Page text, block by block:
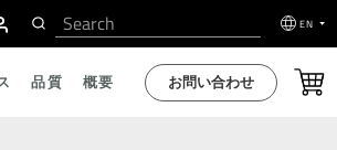
EN
品質 概要 お問い合わせ